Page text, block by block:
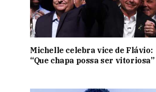
Michelle celebra vice de Flávio:
“Que chapa possa ser vitoriosa”